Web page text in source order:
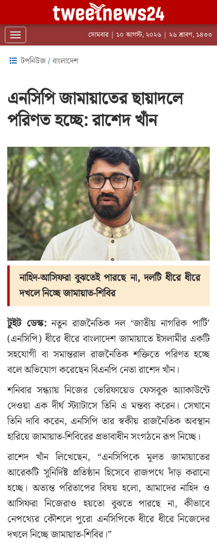
Toggle navigation সোমবার | ১০ আগস্ট, ২০২৬ | ২৬ শ্রাবণ, ১৪৩৩
টপনিউজ/বাংলাদেশ
এনসিপি জামায়াতের ছায়াদলে
পরিণত হচ্ছে: রাশেদ খাঁন
নাহিদ-আসিফরা বুঝতেই পারছে না, দলটি ধীরে ধীরে
দখলে নিচ্ছে জামায়াত-শিবির
টুইট ডেস্ক:নতুন রাজনৈতিক দল ‘জাতীয় নাগরিক পার্টি’
(এনসিপি) ধীরে ধীরে বাংলাদেশ জামায়াতে ইসলামীর একটি
সহযোগী বা সমান্তরাল রাজনৈতিক শক্তিতে পরিণত হচ্ছে
বলে অভিযোগ করেছেন বিএনপি নেতা রাশেদ খাঁন।
শনিবার সন্ধ্যায় নিজের ভেরিফায়েড ফেসবুক অ্যাকাউন্টে
দেওয়া এক দীর্ঘ স্ট্যাটাসে তিনি এ মন্তব্য করেন। সেখানে
তিনি দাবি করেন, এনসিপি তার স্বকীয় রাজনৈতিক অবস্থান
হারিয়ে জামায়াত-শিবিরের প্রভাবাধীন সংগঠনে রূপ নিচ্ছে।
রাশেদ খাঁন লিখেছেন, “এনসিপিকে মূলত জামায়াতের
আরেকটি সুনির্দিষ্ট প্রতিষ্ঠান হিসেবে রাজপথে দাঁড় করানো
হচ্ছে। অত্যন্ত পরিতাপের বিষয় হলো, আমাদের নাহিদ ও
আসিফরা নিজেরাও হয়তো বুঝতে পারছে না, কীভাবে
নেপথ্যের কৌশলে পুরো এনসিপিকে ধীরে ধীরে নিজেদের
দখলে নিচ্ছে জামায়াত-শিবির।”